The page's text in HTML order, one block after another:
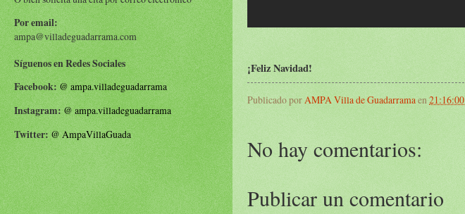
¡Feliz Navidad!
Publicado porAMPA Villa de Guadarramaen21:16:00
No hay comentarios:
Publicar un comentario
Por email:
ampa@villadeguadarrama.com
Síguenos en Redes Sociales
Facebook:@ampa.villadeguadarrama
Instagram:@ampa.villadeguadarrama
Twitter:@AmpaVillaGuada